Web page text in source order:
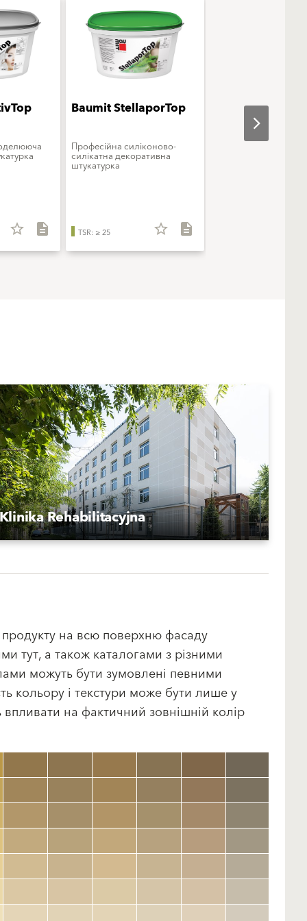
star_border description
Baumit StellaporTop
Професійна силіконово-
силікатна декоративна
штукатурка
TSR: ≥ 25 star_border description
Baumit
Rehabilitacyjna
на всю поверхню фасаду
тут, а також каталогами з різними
можуть бути зумовлені певними
кольору і текстури може бути лише у
впливати на фактичний зовнішній колір
clear